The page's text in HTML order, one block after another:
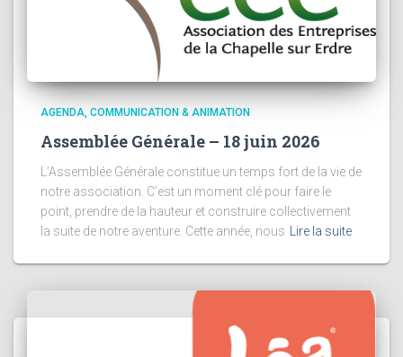
AGENDA COMMUNICATION & ANIMATION
Assemblée Générale – 18 juin 2026
L’Assemblée Générale constitue un temps fort de la vie de
notre association. C’est un moment clé pour faire le
point, prendre de la hauteur et construire collectivement
la suite de notre aventure. Cette année, nous Lire la suite